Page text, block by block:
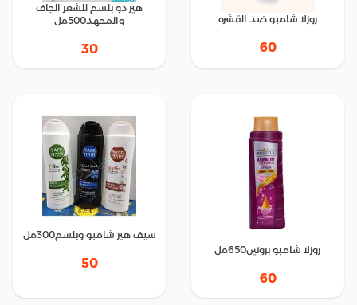
روزلا شامبو ضد القشره
60
هير دو بلسم للشعر الجاف
والمجهد500مل
30
روزلا شامبو بروتين650مل
60
سيف هير شامبو وبلسم300مل
50